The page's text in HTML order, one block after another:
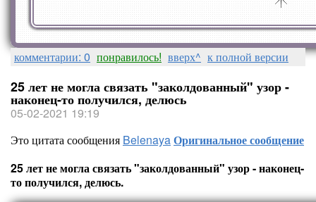
комментарии: 0 понравилось! вверх^ к полной версии
25 лет не могла связать "заколдованный" узор -
наконец-то получился, делюсь
05-02-2021 19:19
Это цитата сообщения BelenayaОригинальное сообщение
25 лет не могла связать "заколдованный" узор - наконец-
то получился, делюсь.